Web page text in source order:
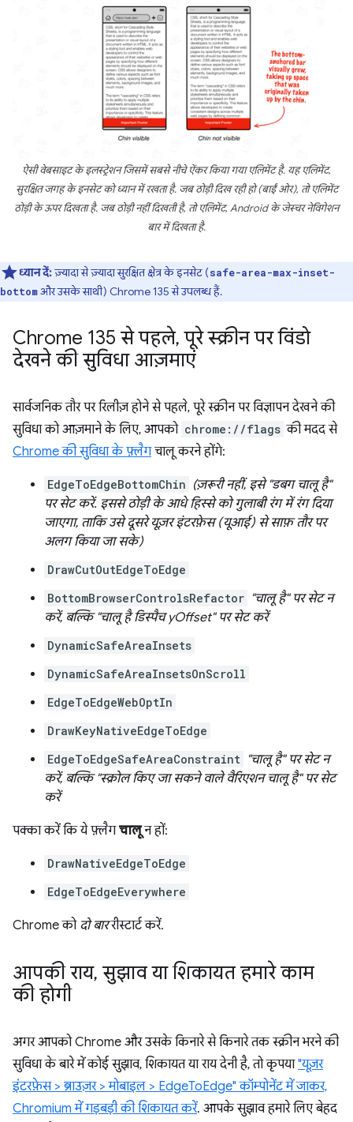
ऐसी वेबसाइट के इलस्ट्रेशन जिसमें सबसे नीचे ऐंकर किया गया एलिमेंट है. यह एलिमेंट,
सुरक्षित जगह के इनसेट को ध्यान में रखता है. जब ठोड़ी दिख रही हो (बाईं ओर), तो एलिमेंट
ठोड़ी के ऊपर दिखता है. जब ठोड़ी नहीं दिखती है, तो एलिमेंट, Android के जेस्चर नेविगेशन
बार में दिखता है.
ध्यान दें:ज़्यादा से ज़्यादा सुरक्षित क्षेत्र के इनसेट (safe-area-max-inset-
bottomऔर उसके साथी) Chrome 135 से उपलब्ध हैं.
Chrome 135 से पहले, पूरे स्क्रीन पर विंडो
देखने की सुविधा आज़माएं
सार्वजनिक तौर पर रिलीज़ होने से पहले, पूरे स्क्रीन पर विज्ञापन देखने की
सुविधा को आज़माने के लिए, आपको chrome://flags की मदद से
Chrome की सुविधा के फ़्लैगचालू करने होंगे:
EdgeToEdgeBottomChin (ज़रूरी नहीं, इसे "डबग चालू है"
पर सेट करें. इससे ठोड़ी के आधे हिस्से को गुलाबी रंग में रंग दिया
जाएगा, ताकि उसे दूसरे यूज़र इंटरफ़ेस (यूआई) से साफ़ तौर पर
अलग किया जा सके)
DrawCutOutEdgeToEdge
BottomBrowserControlsRefactor "चालू है" पर सेट न
करें, बल्कि "चालू है डिस्पैच yOffset" पर सेट करें
DynamicSafeAreaInsets
DynamicSafeAreaInsetsOnScroll
EdgeToEdgeWebOptIn
DrawKeyNativeEdgeToEdge
EdgeToEdgeSafeAreaConstraint "चालू है" पर सेट न
करें, बल्कि "स्क्रोल किए जा सकने वाले वैरिएशन चालू है" पर सेट
करें
पक्का करें कि ये फ़्लैगचालून हों:
DrawNativeEdgeToEdge
EdgeToEdgeEverywhere
Chrome को दो बाररीस्टार्ट करें.
आपकी राय, सुझाव या शिकायत हमारे काम
की होगी
अगर आपको Chrome और उसके किनारे से किनारे तक स्क्रीन भरने की
सुविधा के बारे में कोई सुझाव, शिकायत या राय देनी है, तो कृपया"यूज़र
इंटरफ़ेस > ब्राउज़र > मोबाइल > EdgeToEdge" कॉम्पोनेंट में जाकर,
Chromium में गड़बड़ी की शिकायत करें. आपके सुझाव हमारे लिए बेहद